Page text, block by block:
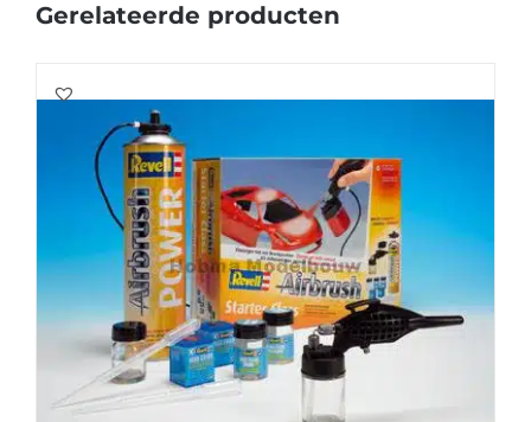
Gerelateerde producten